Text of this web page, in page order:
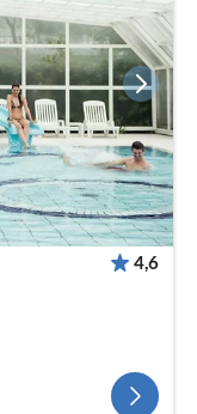
4,6